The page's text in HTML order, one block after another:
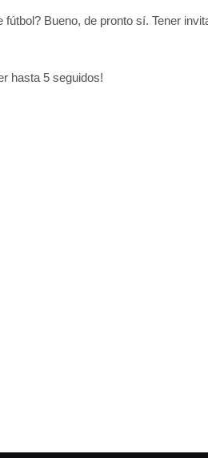
Bueno, de pronto sí. Tener
hasta 5 seguidos!